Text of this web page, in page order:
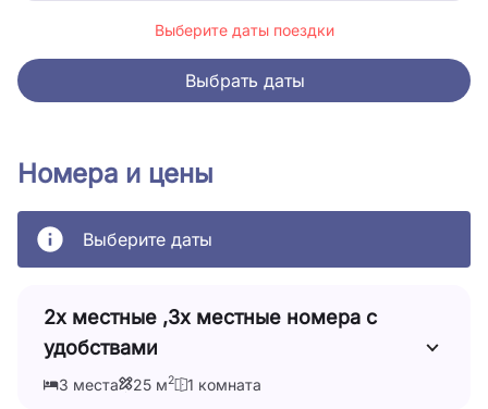
Номера и цены
Выберите даты
2х местные ,3х местные номера с
удобствами
3 места 25 м2 1 комната
Выберите даты поездки
Выбрать даты